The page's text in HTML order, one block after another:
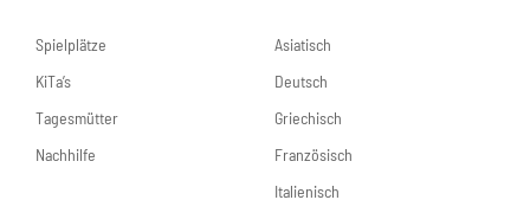
Spielplätze
KiTa’s
Tagesmütter
Nachhilfe
Asiatisch
Deutsch
Griechisch
Französisch
Italienisch